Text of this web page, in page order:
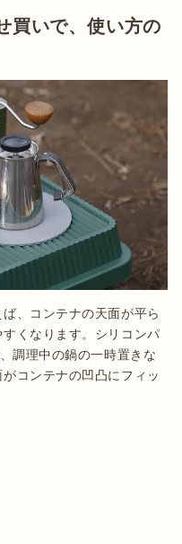
買いで、使い方の
、コンテナの天面が平ら
くなります。シリコンパ
調理中の鍋の一時置きな
コンテナの凹凸にフィッ